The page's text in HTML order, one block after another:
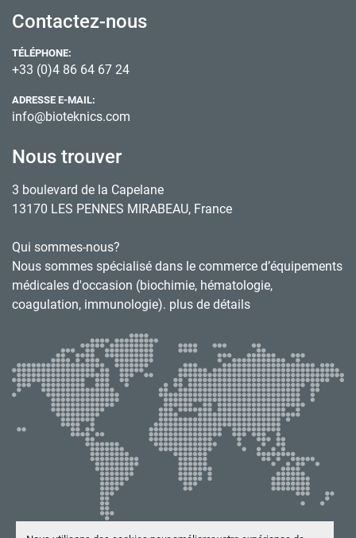
Contactez-nous
TÉLÉPHONE:
+33 (0)4 86 64 67 24
ADRESSE E-MAIL:
info@bioteknics.com
Nous trouver
3 boulevard de la Capelane
13170 LES PENNES MIRABEAU, France
Qui sommes-nous?
Nous sommes spécialisé dans le commerce d’équipements
médicales d'occasion (biochimie, hématologie,
coagulation, immunologie). plus de détails